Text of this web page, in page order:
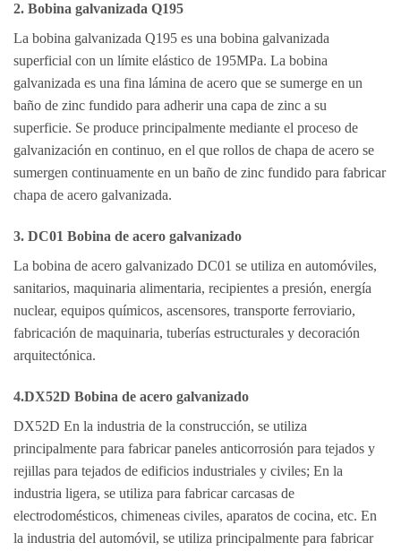
2. Bobina galvanizada Q195
La bobina galvanizada Q195 es una bobina galvanizada
superficial con un límite elástico de 195MPa. La bobina
galvanizada es una fina lámina de acero que se sumerge en un
baño de zinc fundido para adherir una capa de zinc a su
superficie. Se produce principalmente mediante el proceso de
galvanización en continuo, en el que rollos de chapa de acero se
sumergen continuamente en un baño de zinc fundido para fabricar
chapa de acero galvanizada.
3. DC01 Bobina de acero galvanizado
La bobina de acero galvanizado DC01 se utiliza en automóviles,
sanitarios, maquinaria alimentaria, recipientes a presión, energía
nuclear, equipos químicos, ascensores, transporte ferroviario,
fabricación de maquinaria, tuberías estructurales y decoración
arquitectónica.
4.DX52D Bobina de acero galvanizado
DX52D En la industria de la construcción, se utiliza
principalmente para fabricar paneles anticorrosión para tejados y
rejillas para tejados de edificios industriales y civiles; En la
industria ligera, se utiliza para fabricar carcasas de
electrodomésticos, chimeneas civiles, aparatos de cocina, etc. En
la industria del automóvil, se utiliza principalmente para fabricar